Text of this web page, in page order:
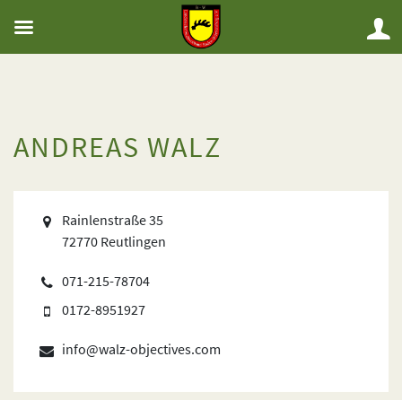
ANDREAS WALZ
Rainlenstraße 35
72770 Reutlingen
071-215-78704
0172-8951927
info@walz-objectives.com